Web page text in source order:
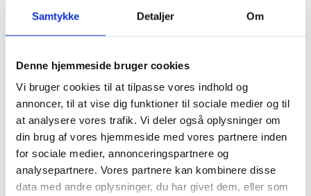
Samtykke Detaljer Om
Denne hjemmeside bruger cookies
Vi bruger cookies til at tilpasse vores indhold og
annoncer, til at vise dig funktioner til sociale medier og til
at analysere vores trafik. Vi deler også oplysninger om
din brug af vores hjemmeside med vores partnere inden
for sociale medier, annonceringspartnere og
analysepartnere. Vores partnere kan kombinere disse
data med andre oplysninger, du har givet dem, eller som